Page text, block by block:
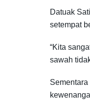
Datuak
setempat
“Kita
sawah